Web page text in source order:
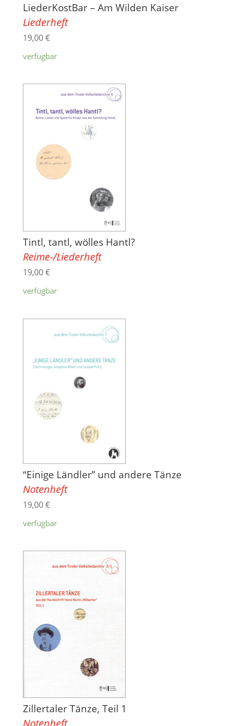
LiederKostBar – Am Wilden Kaiser
Liederheft
19,00€
verfügbar
Tintl, tantl, wölles Hantl?
Reime-/Liederheft
19,00€
verfügbar
“Einige Ländler” und andere Tänze
Notenheft
19,00€
verfügbar
Zillertaler Tänze, Teil 1
Notenheft